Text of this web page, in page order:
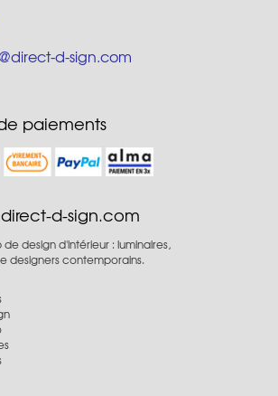
d-sign.com
paiements
d-sign.com
de design d'intérieur : luminaires,
designers contemporains.